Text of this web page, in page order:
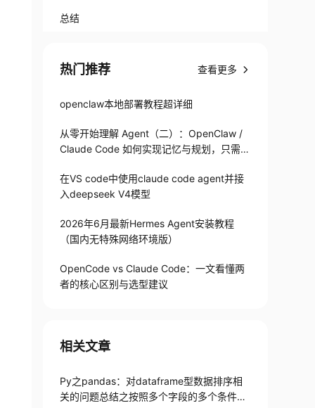
x、sort_values、rank）方向的技术博客
总结
热门推荐 查看更多
openclaw本地部署教程超详细
从零开始理解 Agent（二）：OpenClaw /
Claude Code 如何实现记忆与规划，只需1
在VS code中使用claude code agent并接
入deepseek V4模型
2026年6月最新Hermes Agent安装教程
（国内无特殊网络环境版）
OpenCode vs Claude Code：一文看懂两
者的核心区别与选型建议
相关文章
Py之pandas：对dataframe型数据排序相
关的问题总结之按照多个字段的多个条件进